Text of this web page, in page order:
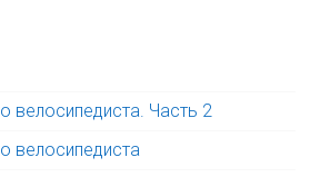
велосипедиста. Часть 2
велосипедиста